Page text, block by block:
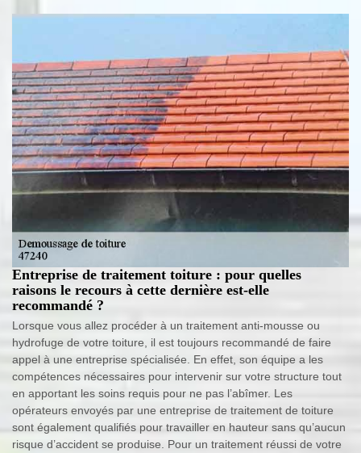
Entreprise de traitement toiture : pour quelles
raisons le recours à cette dernière est-elle
recommandé ?
Lorsque vous allez procéder à un traitement anti-mousse ou
hydrofuge de votre toiture, il est toujours recommandé de faire
appel à une entreprise spécialisée. En effet, son équipe a les
compétences nécessaires pour intervenir sur votre structure tout
en apportant les soins requis pour ne pas l’abîmer. Les
opérateurs envoyés par une entreprise de traitement de toiture
sont également qualifiés pour travailler en hauteur sans qu’aucun
risque d’accident se produise. Pour un traitement réussi de votre